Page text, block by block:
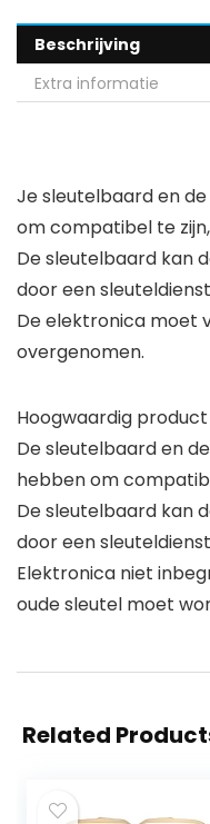
Beschrijving
Extra informatie
Je sleutelbaard en
om compatibel te
De sleutelbaard kan
door een
De elektronica moet
overgenomen.
Hoogwaardig
De sleutelbaard en
hebben om
De sleutelbaard kan
door een
Elektronica niet
oude sleutel moet
Related